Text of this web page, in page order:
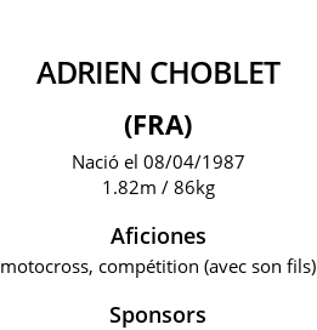
ADRIEN CHOBLET
(FRA)
Nació el 08/04/1987
1.82m / 86kg
Aficiones
motocross, compétition (avec son fils)
Sponsors